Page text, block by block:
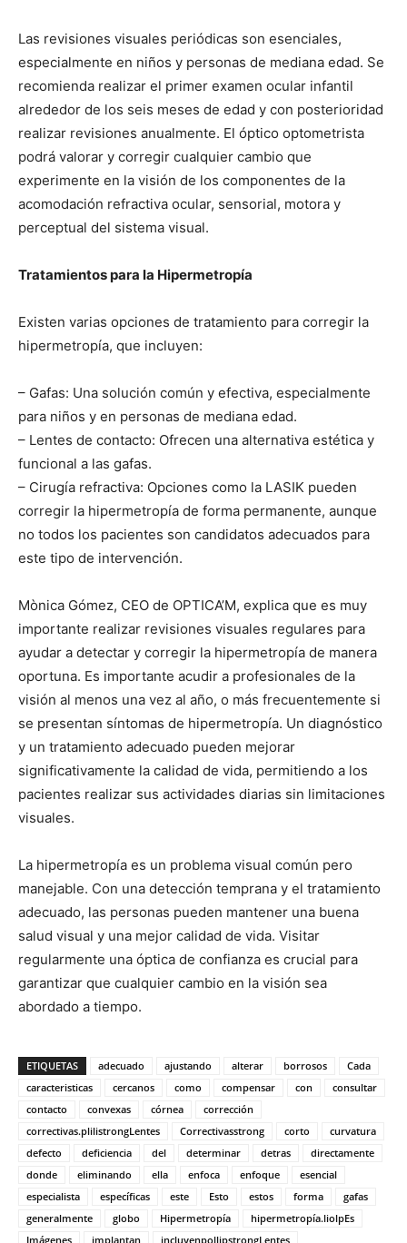
Las revisiones visuales periódicas son esenciales,
especialmente en niños y personas de mediana edad. Se
recomienda realizar el primer examen ocular infantil
alrededor de los seis meses de edad y con posterioridad
realizar revisiones anualmente. El óptico optometrista
podrá valorar y corregir cualquier cambio que
experimente en la visión de los componentes de la
acomodación refractiva ocular, sensorial, motora y
perceptual del sistema visual.
Tratamientos para la Hipermetropía
Existen varias opciones de tratamiento para corregir la
hipermetropía, que incluyen:
– Gafas: Una solución común y efectiva, especialmente
para niños y en personas de mediana edad.
– Lentes de contacto: Ofrecen una alternativa estética y
funcional a las gafas.
– Cirugía refractiva: Opciones como la LASIK pueden
corregir la hipermetropía de forma permanente, aunque
no todos los pacientes son candidatos adecuados para
este tipo de intervención.
Mònica Gómez, CEO de OPTICA’M, explica que es muy
importante realizar revisiones visuales regulares para
ayudar a detectar y corregir la hipermetropía de manera
oportuna. Es importante acudir a profesionales de la
visión al menos una vez al año, o más frecuentemente si
se presentan síntomas de hipermetropía. Un diagnóstico
y un tratamiento adecuado pueden mejorar
significativamente la calidad de vida, permitiendo a los
pacientes realizar sus actividades diarias sin limitaciones
visuales.
La hipermetropía es un problema visual común pero
manejable. Con una detección temprana y el tratamiento
adecuado, las personas pueden mantener una buena
salud visual y una mejor calidad de vida. Visitar
regularmente una óptica de confianza es crucial para
garantizar que cualquier cambio en la visión sea
abordado a tiempo.
ETIQUETAS adecuado ajustando alterar borrosos
Cada
caracteristicas
cercanos como compensar con
consultar
contacto
convexas córnea
corrección
correctivas.plilistrongLentes
Correctivasstrong corto
curvatura
defecto
deficiencia del determinar detras
directamente
donde
eliminando ella enfoca enfoque
esencial
especialista
específicas este Esto estos forma
gafas
generalmente
globo Hipermetropía
hipermetropía.liolpEs
Imágenes
implantan
incluyenpollipstrongLentes